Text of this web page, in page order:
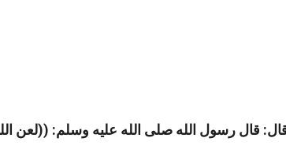
قال رسول الله صلى الله عليه وسلم: ((لعن